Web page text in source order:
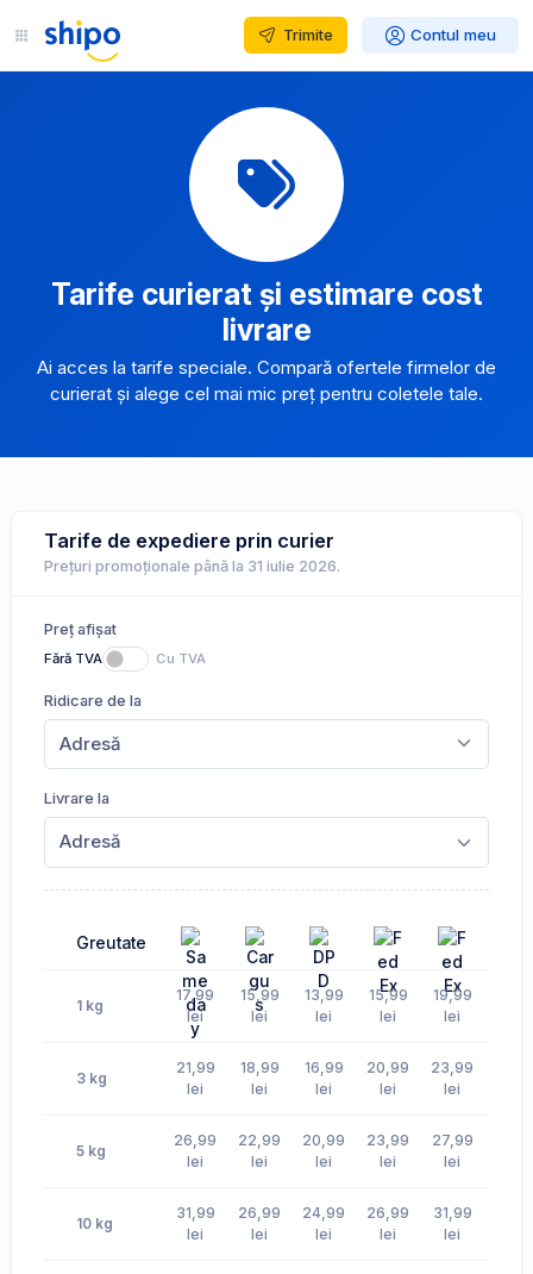
Trimite Contul meu
Tarife curierat și estimare cost
livrare
Ai acces la tarife speciale. Compară ofertele firmelor de
curierat și alege cel mai mic preț pentru coletele tale.
Tarife de expediere prin curier
Prețuri promoționale până la 31 iulie 2026.
Preț afișat
Fără TVA Cu TVA
Ridicare de la
Livrare la
Greutate
1 kg
17,99
lei
15,99
lei
13,99
lei
15,99
lei
19,99
lei
3 kg
21,99
lei
18,99
lei
16,99
lei
20,99
lei
23,99
lei
5 kg
26,99
lei
22,99
lei
20,99
lei
23,99
lei
27,99
lei
10 kg
31,99
lei
26,99
lei
24,99
lei
26,99
lei
31,99
lei